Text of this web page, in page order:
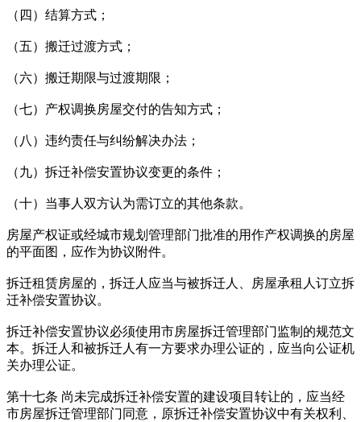
（四）结算方式；
（五）搬迁过渡方式；
（六）搬迁期限与过渡期限；
（七）产权调换房屋交付的告知方式；
（八）违约责任与纠纷解决办法；
（九）拆迁补偿安置协议变更的条件；
（十）当事人双方认为需订立的其他条款。
房屋产权证或经城市规划管理部门批准的用作产权调换的房屋
的平面图，应作为协议附件。
拆迁租赁房屋的，拆迁人应当与被拆迁人、房屋承租人订立拆
迁补偿安置协议。
拆迁补偿安置协议必须使用市房屋拆迁管理部门监制的规范文
本。拆迁人和被拆迁人有一方要求办理公证的，应当向公证机
关办理公证。
第十七条 尚未完成拆迁补偿安置的建设项目转让的，应当经
市房屋拆迁管理部门同意，原拆迁补偿安置协议中有关权利、